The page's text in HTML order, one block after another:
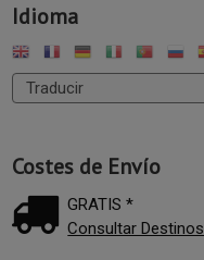
Idioma
Costes de Envío
GRATIS *
Consultar Destinos